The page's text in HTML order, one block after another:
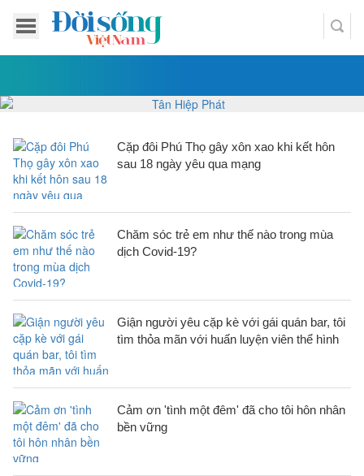
Cặp đôi Phú Thọ gây xôn xao khi kết hôn
sau 18 ngày yêu qua mạng
Chăm sóc trẻ em như thế nào trong mùa
dịch Covid-19?
Giận người yêu cặp kè với gái quán bar, tôi
tìm thỏa mãn với huấn luyện viên thể hình
Cảm ơn 'tình một đêm' đã cho tôi hôn nhân
bền vững